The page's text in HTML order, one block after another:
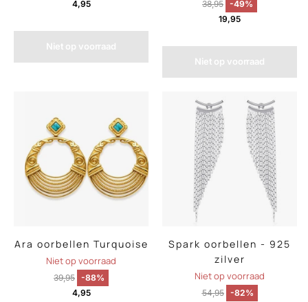
4,95
Niet op voorraad
38,95 -49%
19,95
Niet op voorraad
Ara oorbellen Turquoise
Niet op voorraad
39,95 -88%
4,95
Spark oorbellen - 925
zilver
Niet op voorraad
54,95 -82%